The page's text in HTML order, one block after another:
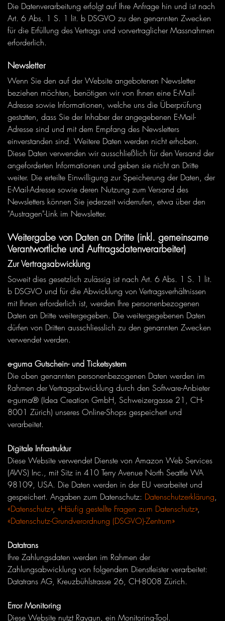
Die Datenverarbeitung erfolgt auf Ihre Anfrage hin und ist nach
Art. 6 Abs. 1 S. 1 lit. b DSGVO zu den genannten Zwecken
für die Erfüllung des Vertrags und vorvertraglicher Massnahmen
erforderlich.
Newsletter
Wenn Sie den auf der Website angebotenen Newsletter
beziehen möchten, benötigen wir von Ihnen eine E-Mail-
Adresse sowie Informationen, welche uns die Überprüfung
gestatten, dass Sie der Inhaber der angegebenen E-Mail-
Adresse sind und mit dem Empfang des Newsletters
einverstanden sind. Weitere Daten werden nicht erhoben.
Diese Daten verwenden wir ausschließlich für den Versand der
angeforderten Informationen und geben sie nicht an Dritte
weiter. Die erteilte Einwilligung zur Speicherung der Daten, der
E-Mail-Adresse sowie deren Nutzung zum Versand des
Newsletters können Sie jederzeit widerrufen, etwa über den
"Austragen"-Link im Newsletter.
Weitergabe von Daten an Dritte (inkl. gemeinsame
Verantwortliche und Auftragsdatenverarbeiter)
Zur Vertragsabwicklung
Soweit dies gesetzlich zulässig ist nach Art. 6 Abs. 1 S. 1 lit.
b DSGVO und für die Abwicklung von Vertragsverhältnissen
mit Ihnen erforderlich ist, werden Ihre personenbezogenen
Daten an Dritte weitergegeben. Die weitergegebenen Daten
dürfen von Dritten ausschliesslich zu den genannten Zwecken
verwendet werden.
e-guma Gutschein- und Ticketsystem
Die oben genannten personenbezogenen Daten werden im
Rahmen der Vertragsabwicklung durch den Software-Anbieter
e-guma® (Idea Creation GmbH, Schweizergasse 21, CH-
8001 Zürich) unseres Online-Shops gespeichert und
verarbeitet.
Digitale Infrastruktur
Diese Website verwendet Dienste von Amazon Web Services
(AWS) Inc., mit Sitz in 410 Terry Avenue North Seattle WA
98109, USA. Die Daten werden in der EU verarbeitet und
gespeichert. Angaben zum Datenschutz: Datenschutzerklärung,
«Datenschutz», «Häufig gestellte Fragen zum Datenschutz»,
«Datenschutz-Grundverordnung (DSGVO)-Zentrum»
Datatrans
Ihre Zahlungsdaten werden im Rahmen der
Zahlungsabwicklung von folgendem Dienstleister verarbeitet:
Datatrans AG, Kreuzbühlstrasse 26, CH-8008 Zürich.
Error Monitoring
Diese Website nutzt Raygun, ein Monitoring-Tool.